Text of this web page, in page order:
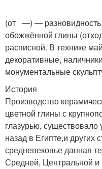
(от —) —
обожжённой глины
расписной. В технике
декоративные,
монументальные
История
Производство
цветной глины с
глазурью, существовало
назад в Египте,и других
средневековье данная
Средней, Центральной